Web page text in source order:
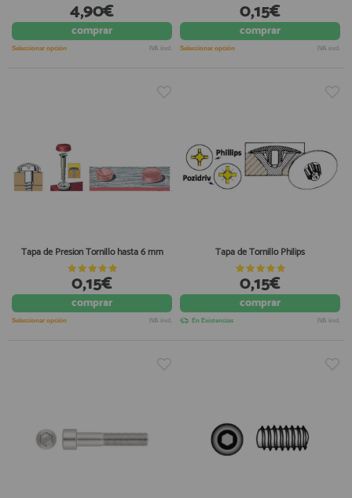
4,90€
comprar
Seleccionar opción IVA incl.
0,15€
comprar
Seleccionar opción IVA incl.
Tapa de Presion Tornillo hasta 6 mm
0,15€
comprar
Seleccionar opción IVA incl.
Tapa de Tornillo Philips
0,15€
comprar
En Existencias IVA incl.